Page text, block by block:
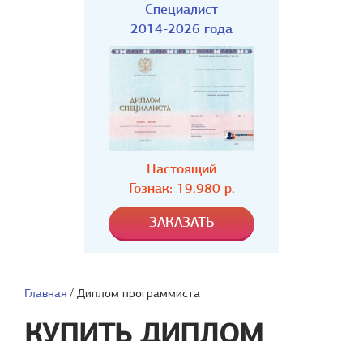
Специалист
2014-2026 года
Настоящий
Гознак: 19.980 р.
Главная / Диплом программиста